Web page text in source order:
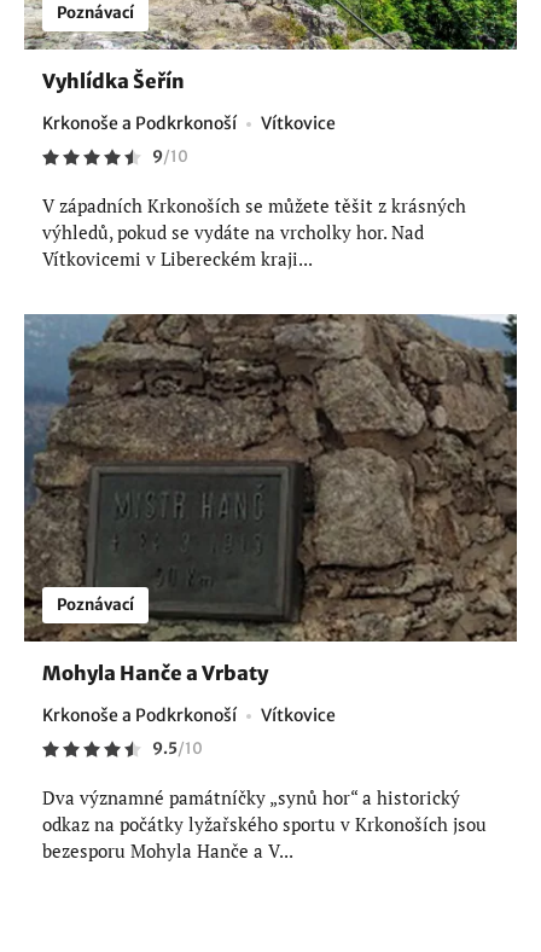
Poznávací
Vyhlídka Šeřín
Krkonoše a Podkrkonoší Vítkovice
9/10
V západních Krkonoších se můžete těšit z krásných
výhledů, pokud se vydáte na vrcholky hor. Nad
Vítkovicemi v Libereckém kraji...
Poznávací
Mohyla Hanče a Vrbaty
Krkonoše a Podkrkonoší Vítkovice
9.5/10
Dva významné památníčky „synů hor“ a historický
odkaz na počátky lyžařského sportu v Krkonoších jsou
bezesporu Mohyla Hanče a V...